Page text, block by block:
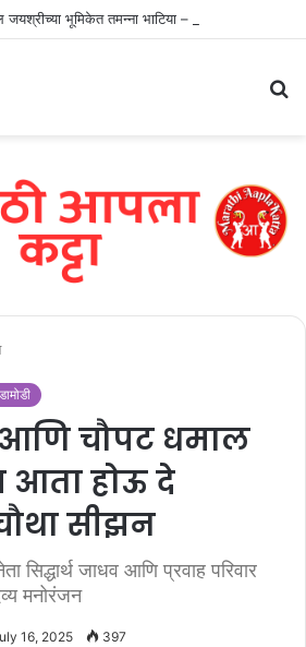
चौपट धमाल
होऊ दे
सीझन
सिद्धार्थ जाधव आणि प्रवाह परिवार
मनोरंजन
16, 2025 397